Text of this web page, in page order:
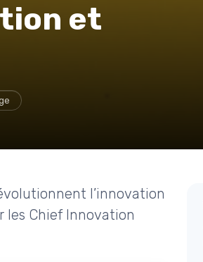
et
l’innovation
les Chief Innovation